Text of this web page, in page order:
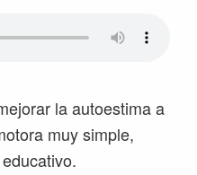
la autoestima a
muy simple,